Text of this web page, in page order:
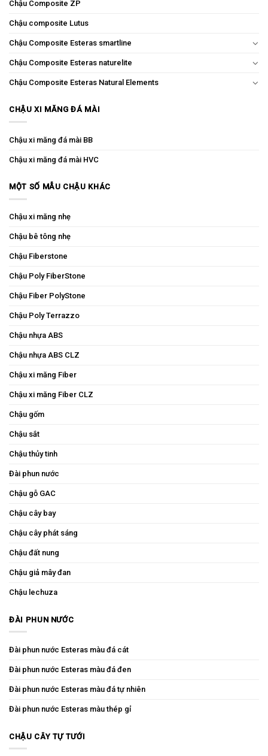
Chậu Composite ZP
Chậu composite Lutus
Chậu Composite Esteras smartline
Chậu Composite Esteras naturelite
Chậu Composite Esteras Natural Elements
CHẬU XI MĂNG ĐÁ MÀI
Chậu xi măng đá mài BB
Chậu xi măng đá mài HVC
MỘT SỐ MẪU CHẬU KHÁC
Chậu xi măng nhẹ
Chậu bê tông nhẹ
Chậu Fiberstone
Chậu Poly FiberStone
Chậu Fiber PolyStone
Chậu Poly Terrazzo
Chậu nhựa ABS
Chậu nhựa ABS CLZ
Chậu xi măng Fiber
Chậu xi măng Fiber CLZ
Chậu gốm
Chậu sắt
Chậu thủy tinh
Đài phun nước
Chậu gỗ GAC
Chậu cây bay
Chậu cây phát sáng
Chậu đất nung
Chậu giả mây đan
Chậu lechuza
ĐÀI PHUN NƯỚC
Đài phun nước Esteras màu đá cát
Đài phun nước Esteras màu đá đen
Đài phun nước Esteras màu đá tự nhiên
Đài phun nước Esteras màu thép gỉ
CHẬU CÂY TỰ TƯỚI